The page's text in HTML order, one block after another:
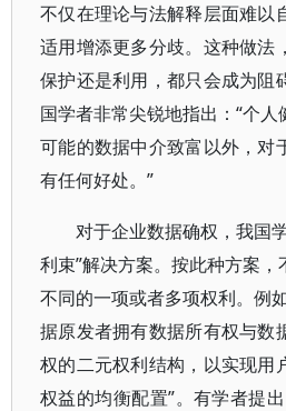
不仅在理论与法解释层面难以
适用增添更多分歧。这种做法
保护还是利用，都只会成为阻
国学者非常尖锐地指出：“个
可能的数据中介致富以外，对
有任何好处。”
对于企业数据确权，我国
利束”解决方案。按此种方案
不同的一项或者多项权利。例
据原发者拥有数据所有权与数
权的二元权利结构，以实现用
权益的均衡配置”。有学者提